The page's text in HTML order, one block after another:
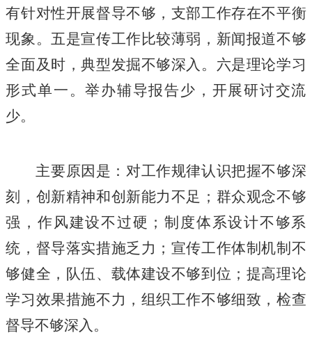
有针对性开展督导不够 ， 支部工作存在不平衡
现象。五是宣传工作比较薄弱，新闻报道不够
全面及时，典型发掘不够深入。六是理论学习
形式单一。举办辅导报告少，开展研讨交流
少。
主要原因是：对工作规律认识把握不够深
刻，创新精神和创新能力不足；群众观念不够
强，作风建设不过硬；制度体系设计不够系
统，督导落实措施乏力；宣传工作体制机制不
够健全，队伍、载体建设不够到位；提高理论
学习效果措施不力，组织工作不够细致，检查
督导不够深入。